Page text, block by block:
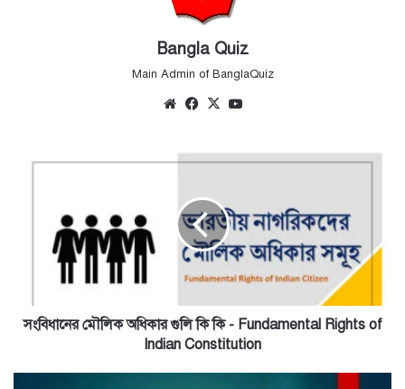
Bangla Quiz
Main Admin of BanglaQuiz
WebsiteFacebook
X
Fundamental
Rights
ofসংবিধানের মৌলিক অধিকার গুলি কি কি - Fundamental Rights of
Indian Constitution